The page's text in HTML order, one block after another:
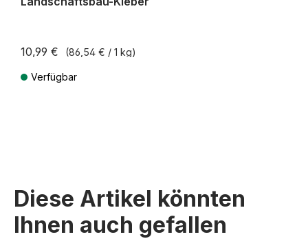
10,99 € (86,54 € / 1 kg)
Verfügbar
Diese Artikel könnten
Ihnen auch gefallen